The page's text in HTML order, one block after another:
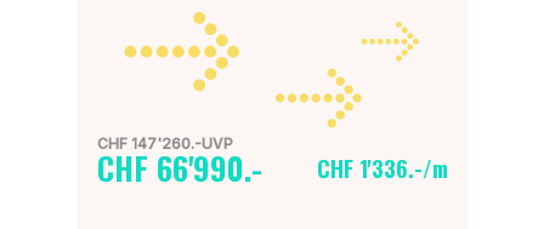
CHF 147'260.-UVP
CHF 66'990.- CHF 1'336.-/m